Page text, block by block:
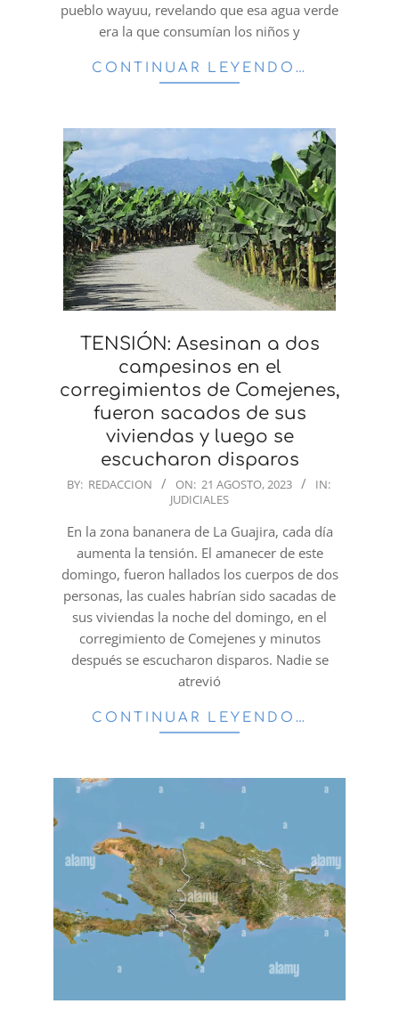
pueblo wayuu, revelando que esa agua verde
era la que consumían los niños y
CONTINUAR LEYENDO…
TENSIÓN: Asesinan a dos
campesinos en el
corregimientos de Comejenes,
fueron sacados de sus
viviendas y luego se
escucharon disparos
2023-
21
BY: REDACCION ON: 21 AGOSTO, 2023
IN:
JUDICIALES
En la zona bananera de La Guajira, cada día
aumenta la tensión. El amanecer de este
domingo, fueron hallados los cuerpos de dos
personas, las cuales habrían sido sacadas de
sus viviendas la noche del domingo, en el
corregimiento de Comejenes y minutos
después se escucharon disparos. Nadie se
atrevió
CONTINUAR LEYENDO…